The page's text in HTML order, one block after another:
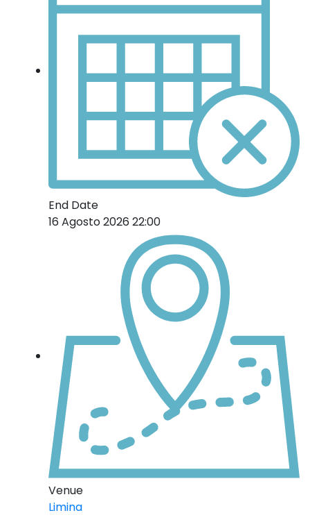
End Date
16 Agosto 2026 22:00
Venue
Limina